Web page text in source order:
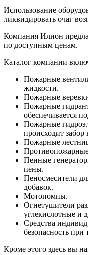
Использование
ликвидировать очаг
Компания Илион
по доступным ценам.
Каталог компании
Пожарные
жидкости.
Пожарные
Пожарные
обеспечивается
Пожарные
происходит забор
Пожарные
Пенные
пены.
Пеносмесители
добавок.
Мотопомпы.
Огнетушители
углекислотные и
Средства
безопасность
Кроме этого здесь вы